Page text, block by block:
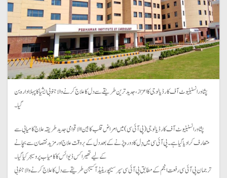
پشاور انسٹیٹیوٹ آف کارڈیالوجی کا اعزاز ، جدید ترین طریقے سے دل کا علاج کرنے والا جنوبی ایشیا کا پہلا ادارہ بن
گیا۔
پشاور انسٹیٹیوٹ آف کارڈیالوجی ( پی آئی سی ) میں امراض قلب کا بین االاقوامی جدید طریقہ علاج کامیابی سے
متعارف کرا دیا گیا ہے۔ پی آئی سی میں دِل کا دورہ پڑنے کے بعد دل کے بروقت علاج اور مزید نقصان سے بچانے
کے لیے تھیراکس ڈیوائس کا کامیاب پروسیجر کیا گیا۔
ترجمان پی آئی سی رفعت انجم کے مطابق پی آئی سی سپر سیچوریٹیڈ آکسیجن طریقے سے دل کاعلاج کرنے والا جنوبی